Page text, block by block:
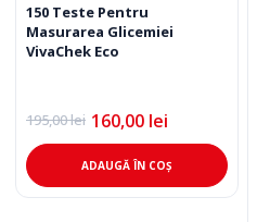
150 Teste Pentru
Masurarea Glicemiei
VivaChek Eco
195,00lei
Prețul
inițial
a
fost:
195,00 lei.
160,00 lei
Prețul
curent
este:
160,00 lei.
ADAUGĂ ÎN COȘ